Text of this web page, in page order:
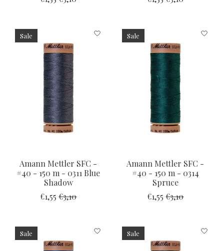
Sale
Amann Mettler SFC -
#40 - 150 m - 0311 Blue
Shadow
€1,55 €3,10
Sale
Amann Mettler SFC -
#40 - 150 m - 0314
Spruce
€1,55 €3,10
Sale Sale